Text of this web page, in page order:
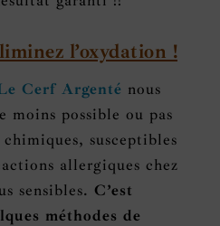
l’oxydation !
Cerf Argenté nous
moins possible ou pas
susceptibles
allergiques chez
sensibles. C’est
méthodes de